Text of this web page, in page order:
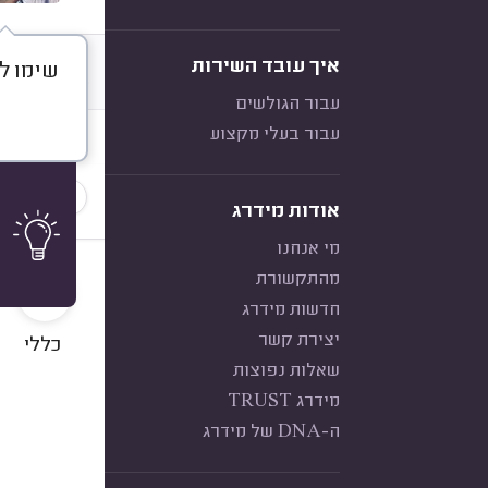
איך עובד השירות
עבור הגולשים
עבור בעלי מקצוע
אודות מידרג
מי אנחנו
מהתקשורת
חדשות מידרג
יצירת קשר
שאלות נפוצות
מידרג TRUST
ה-DNA של מידרג
שימו
דברו
סוג
10
כללי